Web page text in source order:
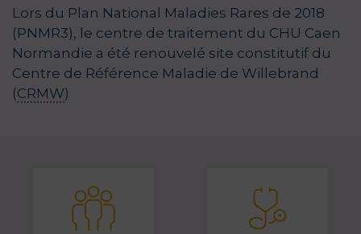
Lors du Plan National Maladies Rares de 2018
(PNMR3), le centre de traitement du CHU Caen
Normandie a été renouvelé site constitutif du
Centre de Référence Maladie de Willebrand
(CRMW)